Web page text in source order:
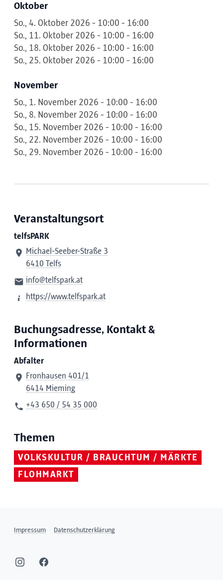
Oktober
So., 4. Oktober 2026 - 10:00 - 16:00
So., 11. Oktober 2026 - 10:00 - 16:00
So., 18. Oktober 2026 - 10:00 - 16:00
So., 25. Oktober 2026 - 10:00 - 16:00
November
So., 1. November 2026 - 10:00 - 16:00
So., 8. November 2026 - 10:00 - 16:00
So., 15. November 2026 - 10:00 - 16:00
So., 22. November 2026 - 10:00 - 16:00
So., 29. November 2026 - 10:00 - 16:00
Veranstaltungsort
telfsPARK
Michael-Seeber-Straße 3
6410 Telfs
info@telfspark.at
https://www.telfspark.at
Buchungsadresse, Kontakt &
Informationen
Abfalter
Fronhausen 401/1
6414 Mieming
+43 650 / 54 35 000
Themen
VOLKSKULTUR / BRAUCHTUM / MÄRKTE
FLOHMARKT
Impressum Datenschutzerklärung